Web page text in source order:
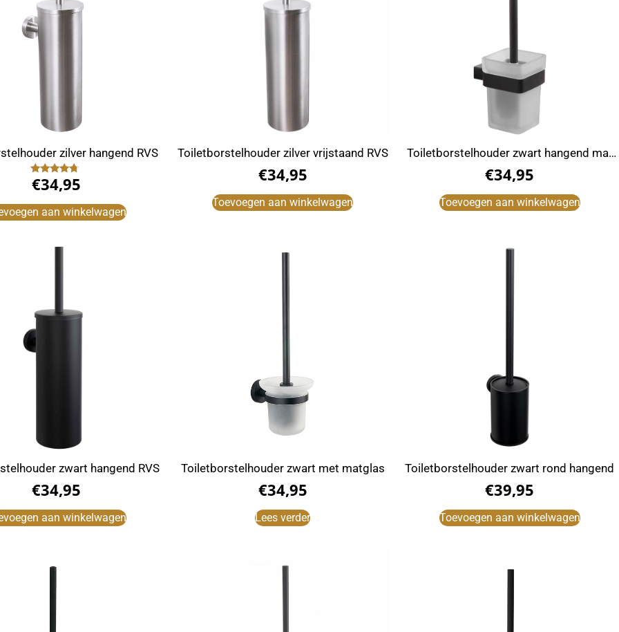
zilver hangend RVS
Gewaardeerd
4.50
€34,95
aan winkelwagen
Toiletborstelhouder zilver vrijstaand RVS
€34,95
Toevoegen aan winkelwagen
Toiletborstelhouder zwart hangend mat
glas
€34,95
Toevoegen aan winkelwagen
zwart hangend RVS
€34,95
aan winkelwagen
Toiletborstelhouder zwart met matglas
€34,95
Lees verder
Toiletborstelhouder zwart rond hangend
€39,95
Toevoegen aan winkelwagen